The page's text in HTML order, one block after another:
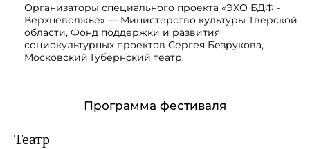
Организаторы специального проекта «ЭХО БДФ -
Верхневолжье» — Министерство культуры Тверской
области, Фонд поддержки и развития
социокультурных проектов Сергея Безрукова,
Московский Губернский театр.
Программа фестиваля
Театр